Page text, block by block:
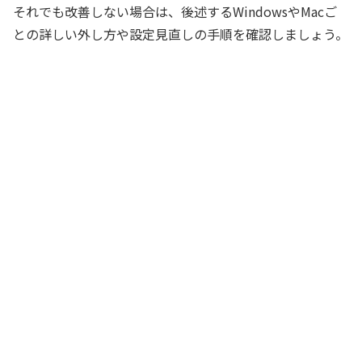
それでも改善しない場合は、後述するWindowsやMacご
との詳しい外し方や設定見直しの手順を確認しましょう。